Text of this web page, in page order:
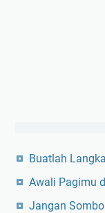
Buatlah
Awali Pagimu
Jangan